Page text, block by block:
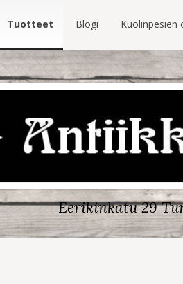
Tuotteet Blogi Kuolinpesien
Eerikinkatu 29